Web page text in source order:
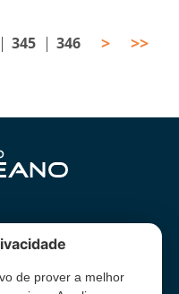
345 346 > >>
-
de prover a melhor